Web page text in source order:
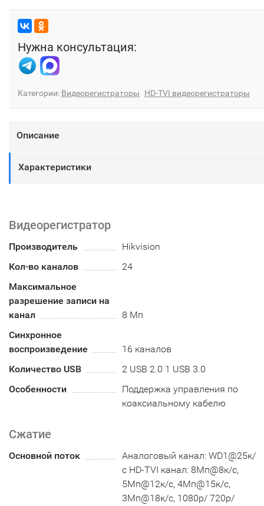
Нужна консультация:
Категории: Видеорегистраторы HD-TVI видеорегистраторы
Описание
Характеристики
Видеорегистратор
Производитель
Hikvision
Кол-во каналов
24
Максимальное
разрешение записи на
канал
8 Мп
Синхронное
воспроизведение
16 каналов
Количество USB
2 USB 2.0 1 USB 3.0
Особенности
Поддержка управления по
коаксиальному кабелю
Сжатие
Основной поток
Аналоговый канал: WD1@25к/
с HD-TVI канал: 8Мп@8к/с,
5Мп@12к/с, 4Мп@15к/c,
3Мп@18к/c, 1080p/ 720p/